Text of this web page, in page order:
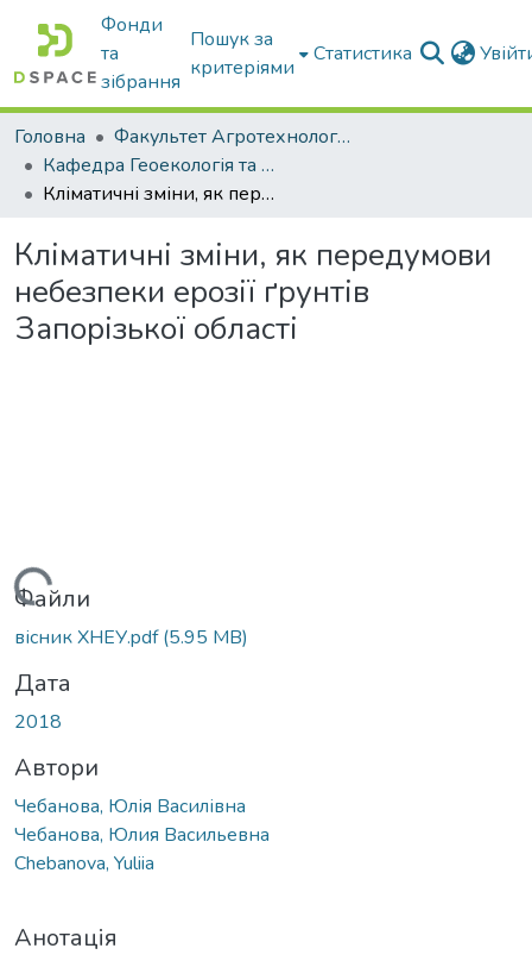
Фонди
та
зібрання
Пошук за
критеріями
Статистика
Головна
Факультет Агротехнологій та екології
Кафедра Геоекологія та землеустрій
Кліматичні зміни, як передумови небезпеки ерозії ґрунтів Запорізької області
Кліматичні зміни, як передумови
небезпеки ерозії ґрунтів
Запорізької області
Файли
вісник ХНЕУ.pdf(5.95 MB)
Дата
2018
Автори
Чебанова, Юлія Василівна
Чебанова, Юлия Васильевна
Chebanova, Yuliia
Анотація